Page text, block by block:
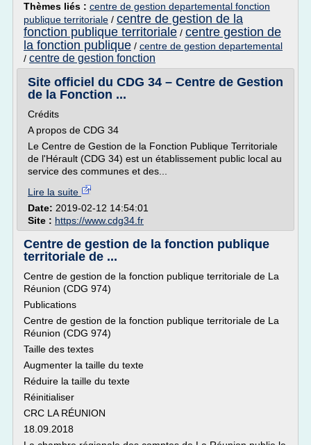
Thèmes liés : centre de gestion departemental fonction
publique territoriale / centre de gestion de la
fonction publique territoriale / centre gestion de
la fonction publique / centre de gestion departemental
/ centre de gestion fonction
Site officiel du CDG 34 – Centre de Gestion
de la Fonction ...
Crédits
A propos de CDG 34
Le Centre de Gestion de la Fonction Publique Territoriale
de l'Hérault (CDG 34) est un établissement public local au
service des communes et des...
Lire la suite
Date: 2019-02-12 14:54:01
Site : https://www.cdg34.fr
Centre de gestion de la fonction publique
territoriale de ...
Centre de gestion de la fonction publique territoriale de La
Réunion (CDG 974)
Publications
Centre de gestion de la fonction publique territoriale de La
Réunion (CDG 974)
Taille des textes
Augmenter la taille du texte
Réduire la taille du texte
Réinitialiser
CRC LA RÉUNION
18.09.2018